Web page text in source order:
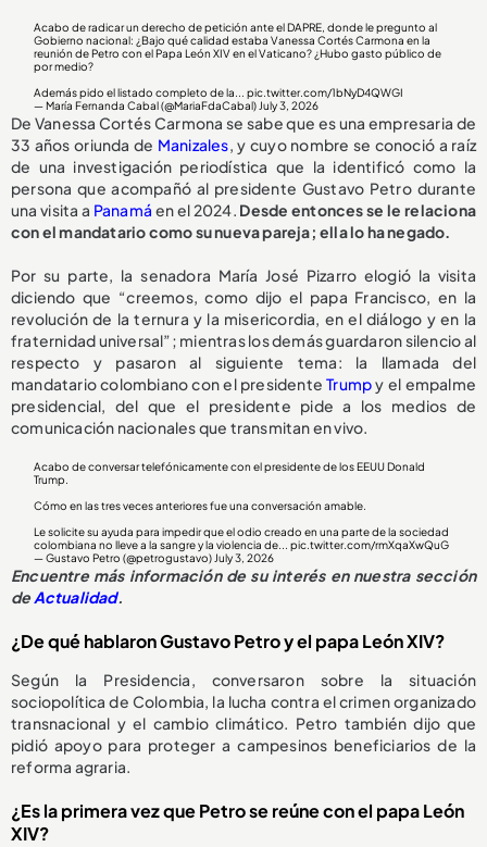
Acabo de radicar un derecho de petición ante el DAPRE, donde le pregunto al
Gobierno nacional: ¿Bajo qué calidad estaba Vanessa Cortés Carmona en la
reunión de Petro con el Papa León XIV en el Vaticano? ¿Hubo gasto público de
por medio?
Además pido el listado completo de la...pic.twitter.com/1bNyD4QWGI
— María Fernanda Cabal (@MariaFdaCabal) July 3, 2026
De Vanessa Cortés Carmona se sabe que es una empresaria de
33 años oriunda de Manizales, y cuyo nombre se conoció a raíz
de una investigación periodística que la identificó como la
persona que acompañó al presidente Gustavo Petro durante
una visita a Panamá en el 2024. Desde entonces se le relaciona
con el mandatario como su nueva pareja; ella lo ha negado.
Por su parte, la senadora María José Pizarro elogió la visita
diciendo que “creemos, como dijo el papa Francisco, en la
revolución de la ternura y la misericordia, en el diálogo y en la
fraternidad universal”; mientras los demás guardaron silencio al
respecto y pasaron al siguiente tema: la llamada del
mandatario colombiano con el presidenteTrumpy el empalme
presidencial, del que el presidente pide a los medios de
comunicación nacionales que transmitan en vivo.
Acabo de conversar telefónicamente con el presidente de los EEUU Donald
Trump.
Cómo en las tres veces anteriores fue una conversación amable.
Le solicite su ayuda para impedir que el odio creado en una parte de la sociedad
colombiana no lleve a la sangre y la violencia de...pic.twitter.com/rmXqaXwQuG
— Gustavo Petro (@petrogustavo) July 3, 2026
Encuentre más información de su interés en nuestra sección
deActualidad.
¿De qué hablaron Gustavo Petro y el papa León XIV?
Según la Presidencia, conversaron sobre la situación
sociopolítica de Colombia, la lucha contra el crimen organizado
transnacional y el cambio climático. Petro también dijo que
pidió apoyo para proteger a campesinos beneficiarios de la
reforma agraria.
¿Es la primera vez que Petro se reúne con el papa León
XIV?